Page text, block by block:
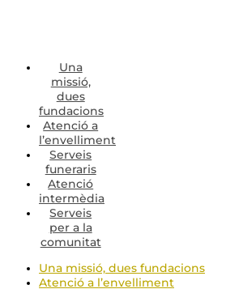
Una
missió,
dues
fundacions
Atenció a
l’envelliment
Serveis
funeraris
Atenció
intermèdia
Serveis
per a la
comunitat
Una missió, dues fundacions
Atenció a l’envelliment